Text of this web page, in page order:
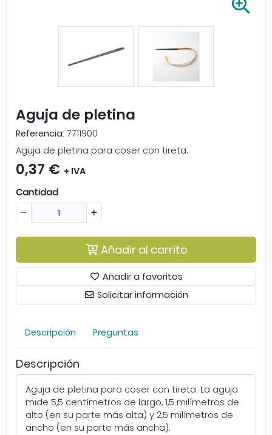
e
p
l
t
a
Aguja de pletina
Referencia:7711900
Aguja de pletina para coser con tireta.
0,37 € + IVA
Cantidad
Añadir al carrito
Añadir a favoritos
Solicitar información
Descripción Preguntas
Descripción
Aguja de pletina para coser con tireta. La aguja
mide 5,5 centímetros de largo, 1,5 milímetros de
alto (en su parte más alta) y 2,5 milímetros de
ancho (en su parte más ancha).